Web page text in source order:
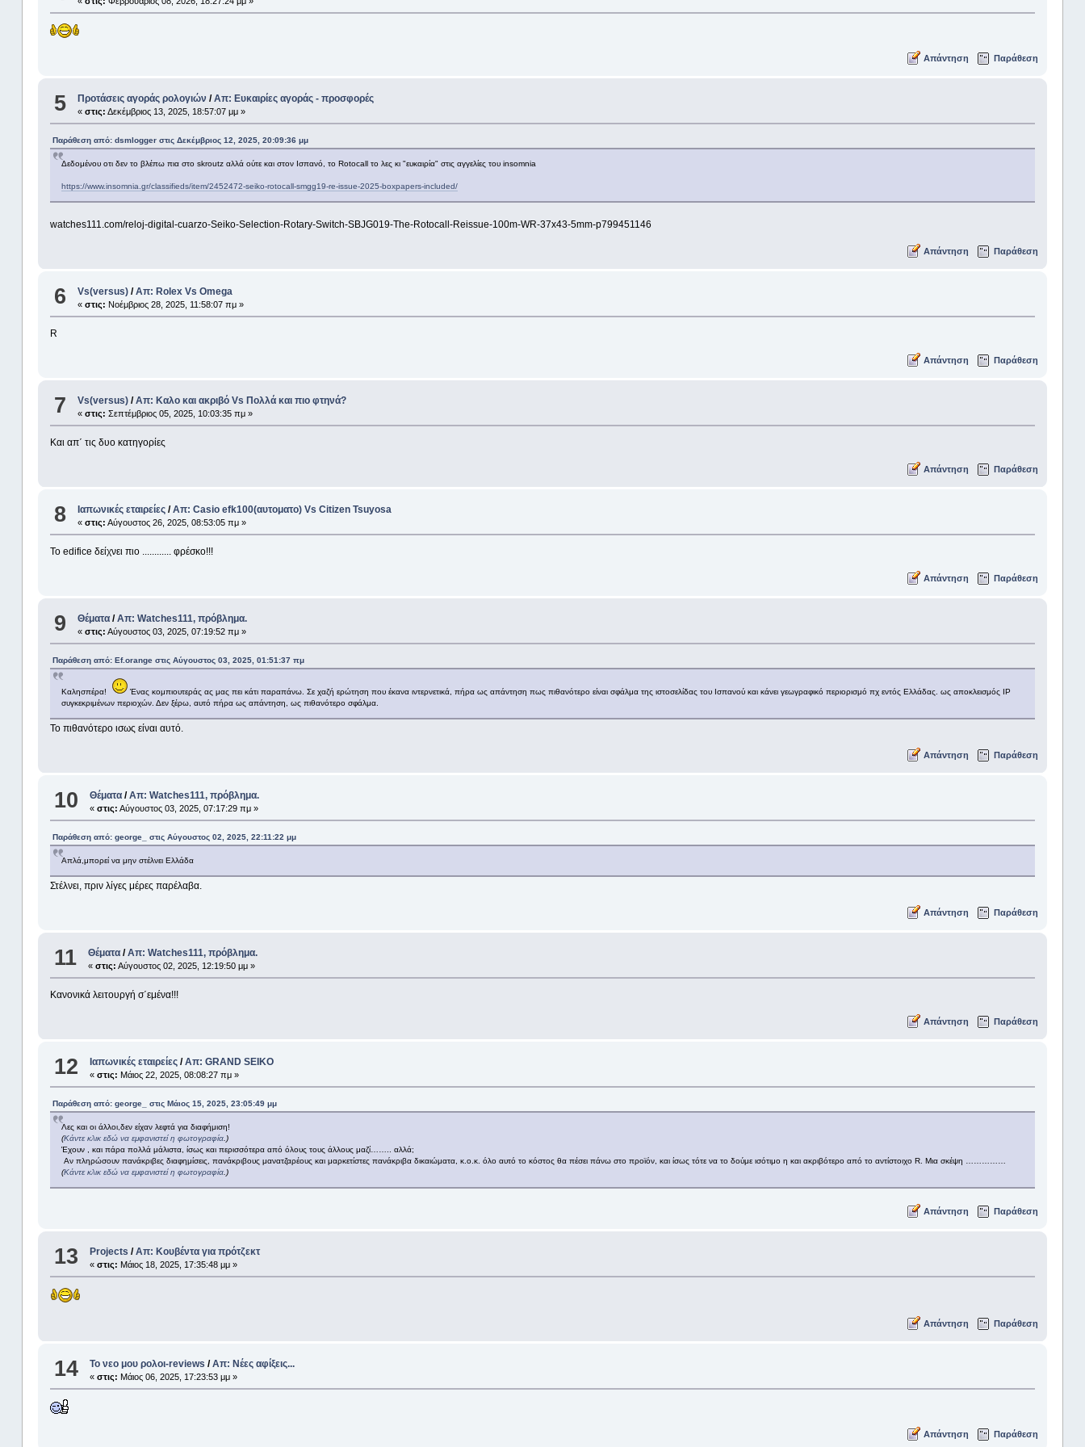
Απάντηση Παράθεση
5 Προτάσεις αγοράς ρολογιών /Απ: Ευκαιρίες αγοράς - προσφορές
«στις: Δεκέμβριος 13, 2025, 18:57:07 μμ »
Παράθεση από: dsmlogger στις Δεκέμβριος 12, 2025, 20:09:36 μμ
Δεδομένου οτι δεν το βλέπω πια στο skroutz αλλά ούτε και στον Ισπανό, το Rotocall το λες κι "ευκαιρία" στις αγγελίες του insomnia
https://www.insomnia.gr/classifieds/item/2452472-seiko-rotocall-smgg19-re-issue-2025-boxpapers-included/
watches111.com/reloj-digital-cuarzo-Seiko-Selection-Rotary-Switch-SBJG019-The-Rotocall-Reissue-100m-WR-37x43-5mm-p799451146
Απάντηση Παράθεση
6 Vs(versus) /Απ: Rolex Vs Omega
«στις: Νοέμβριος 28, 2025, 11:58:07 πμ »
R
Απάντηση Παράθεση
7 Vs(versus) /Απ: Καλο και ακριβό Vs Πολλά και πιο φτηνά?
«στις: Σεπτέμβριος 05, 2025, 10:03:35 πμ »
Και απ΄ τις δυο κατηγορίες
Απάντηση Παράθεση
8 Ιαπωνικές εταιρείες /Απ: Casio efk100(αυτοματο) Vs Citizen Tsuyosa
«στις: Αύγουστος 26, 2025, 08:53:05 πμ »
Το edifice δείχνει πιο ............ φρέσκο!!!
Απάντηση Παράθεση
9 Θέματα /Απ: Watches111, πρόβλημα.
«στις: Αύγουστος 03, 2025, 07:19:52 πμ »
Παράθεση από: Ef.orange στις Αύγουστος 03, 2025, 01:51:37 πμ
Καλησπέρα!
Ένας κομπιουτεράς ας μας πει κάτι παραπάνω. Σε χαζή ερώτηση που έκανα ιντερνετικά, πήρα ως απάντηση πως πιθανότερο είναι σφάλμα της ιστοσελίδας του Ισπανού και κάνει γεωγραφικό περιορισμό πχ εντός Ελλάδας. ως αποκλεισμός IP
συγκεκριμένων περιοχών. Δεν ξέρω, αυτό πήρα ως απάντηση, ως πιθανότερο σφάλμα.
Το πιθανότερο ισως είναι αυτό.
Απάντηση Παράθεση
10 Θέματα /Απ: Watches111, πρόβλημα.
«στις: Αύγουστος 03, 2025, 07:17:29 πμ »
Παράθεση από: george_ στις Αύγουστος 02, 2025, 22:11:22 μμ
Απλά,μπορεί να μην στέλνει Ελλάδα
Στέλνει, πριν λίγες μέρες παρέλαβα.
Απάντηση Παράθεση
11 Θέματα /Απ: Watches111, πρόβλημα.
«στις: Αύγουστος 02, 2025, 12:19:50 μμ »
Κανονικά λειτουργή σ΄εμένα!!!
Απάντηση Παράθεση
12 Ιαπωνικές εταιρείες /Απ: GRAND SEIKO
«στις: Μάιος 22, 2025, 08:08:27 πμ »
Παράθεση από: george_ στις Μάιος 15, 2025, 23:05:49 μμ
Λες και οι άλλοι,δεν είχαν λεφτά για διαφήμιση!
(Κάντε κλικ εδώ να εμφανιστεί η φωτογραφία.)
Έχουν , και πάρα πολλά μάλιστα, ίσως και περισσότερα από όλους τους άλλους μαζί…….. αλλά;
Αν πληρώσουν πανάκριβες διαφημίσεις, πανάκριβους μανατζαρέους και μαρκετίστες πανάκριβα δικαιώματα, κ.ο.κ. όλο αυτό το κόστος θα πέσει πάνω στο προϊόν, και ίσως τότε να το δούμε ισότιμο η και ακριβότερο από το αντίστοιχο R. Μια σκέψη ……………
(Κάντε κλικ εδώ να εμφανιστεί η φωτογραφία.)
Απάντηση Παράθεση
13 Projects /Απ: Κουβέντα για πρότζεκτ
«στις: Μάιος 18, 2025, 17:35:48 μμ »
Απάντηση Παράθεση
14 Το νεο μου ρολοι-reviews /Απ: Νέες αφίξεις...
«στις: Μάιος 06, 2025, 17:23:53 μμ »
Απάντηση Παράθεση